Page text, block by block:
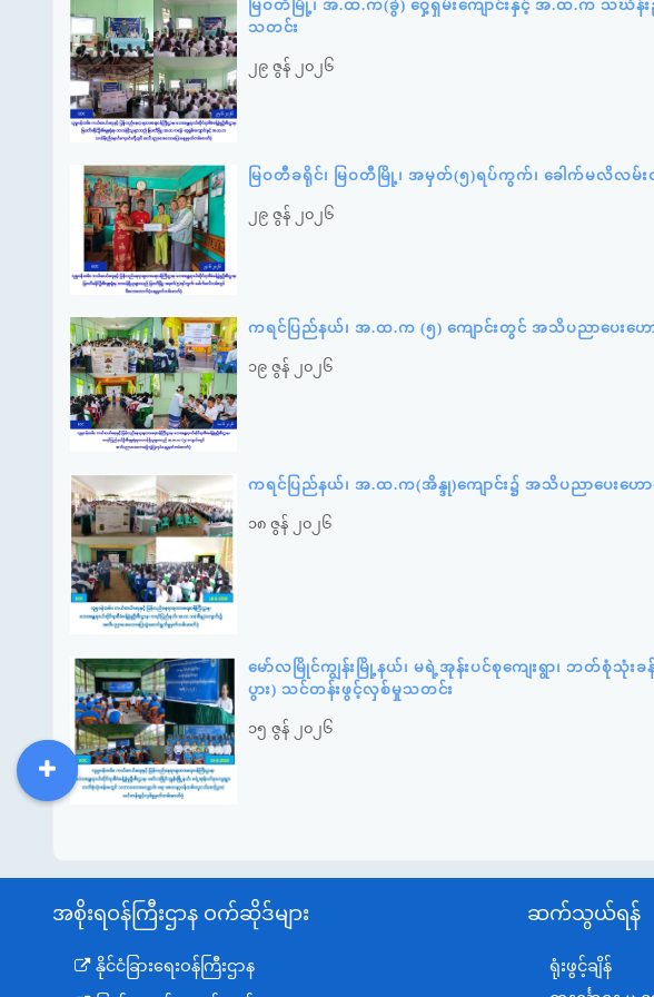
မြဝတီမြို့၊ အ.ထ.က(ခွဲ) ဝှေ့ရှမ်းကျောင်းနှင့် အ.ထ.က သင်္ဃန်
သတင်း
၂၉ ဇွန် ၂၀၂၆
မြဝတီခရိုင်၊ မြဝတီမြို့၊ အမှတ်(၅)ရပ်ကွက်၊ ခေါက်မလိလမ်
၂၉ ဇွန် ၂၀၂၆
ကရင်ပြည်နယ်၊ အ.ထ.က (၅) ကျောင်းတွင် အသိပညာပေးဟေ
၁၉ ဇွန် ၂၀၂၆
ကရင်ပြည်နယ်၊ အ.ထ.က(အိန္ဒု)ကျောင်း၌ အသိပညာပေးဟေ
၁၈ ဇွန် ၂၀၂၆
မော်လမြိုင်ကျွန်းမြို့နယ်၊ မရဲ့အုန်းပင်စုကျေးရွာ၊ ဘတ်စုံသုံး
ပွား) သင်တန်းဖွင့်လှစ်မှုသတင်း
၁၅ ဇွန် ၂၀၂၆
အစိုးရဝန်ကြီးဌာန ဝက်ဆိုဒ်များ
နိုင်ငံခြားရေးဝန်ကြီးဌာန
ဆက်သွယ်ရန်
ရုံးဖွင့်ချိန်
DDM